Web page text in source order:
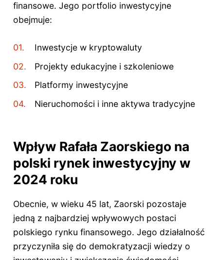
finansowe. Jego portfolio inwestycyjne
obejmuje:
Inwestycje w kryptowaluty
Projekty edukacyjne i szkoleniowe
Platformy inwestycyjne
Nieruchomości i inne aktywa tradycyjne
Wpływ Rafała Zaorskiego na
polski rynek inwestycyjny w
2024 roku
Obecnie, w wieku 45 lat, Zaorski pozostaje
jedną z najbardziej wpływowych postaci
polskiego rynku finansowego. Jego działalność
przyczyniła się do demokratyzacji wiedzy o